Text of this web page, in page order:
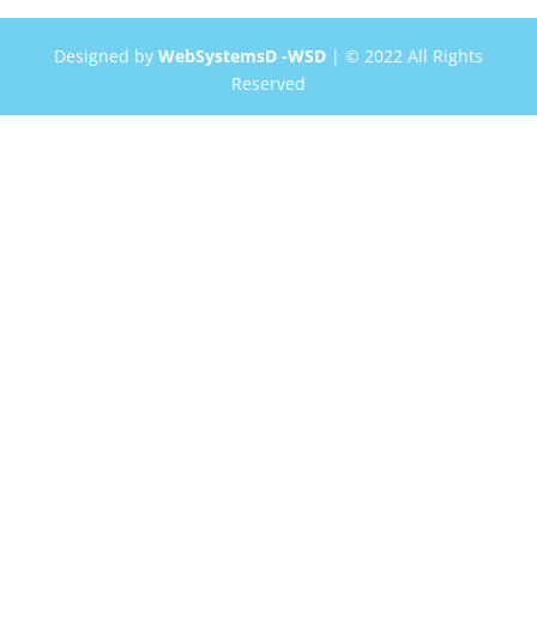
Designed by WebSystemsD -WSD| © 2022 All Rights
Reserved